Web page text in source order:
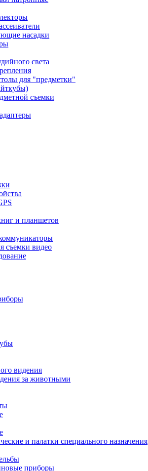
насадки
света
для "предметки"
съемки
и планшетов
съемки видео
видения
за животными
и палатки специального назначения
приборы